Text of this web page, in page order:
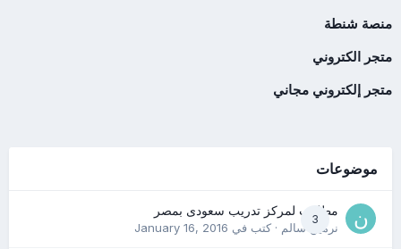
منصة شنطة
متجر الكتروني
متجر إلكتروني مجاني
موضوعات
3
مطلوب لمركز تدريب سعودى بمصر
نرمين سالم· كتب في January 16, 2016